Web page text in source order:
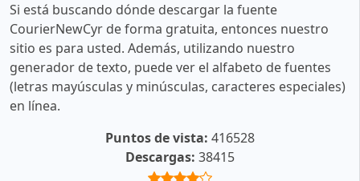
Si está buscando dónde descargar la fuente
CourierNewCyr de forma gratuita, entonces nuestro
sitio es para usted. Además, utilizando nuestro
generador de texto, puede ver el alfabeto de fuentes
(letras mayúsculas y minúsculas, caracteres especiales)
en línea.
Puntos de vista: 416528
Descargas: 38415